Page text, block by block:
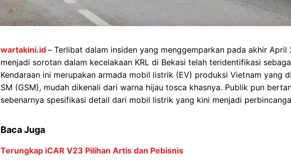
wartakini.id – Terlibat dalam insiden yang menggemparkan pada akhir April
menjadi sorotan dalam kecelakaan KRL di Bekasi telah teridentifikasi
Kendaraan ini merupakan armada mobil listrik (EV) produksi Vietnam yang
SM (GSM), mudah dikenali dari warna hijau tosca khasnya. Publik pun
sebenarnya spesifikasi detail dari mobil listrik yang kini menjadi
Baca Juga
Terungkap iCAR V23 Pilihan Artis dan Pebisnis